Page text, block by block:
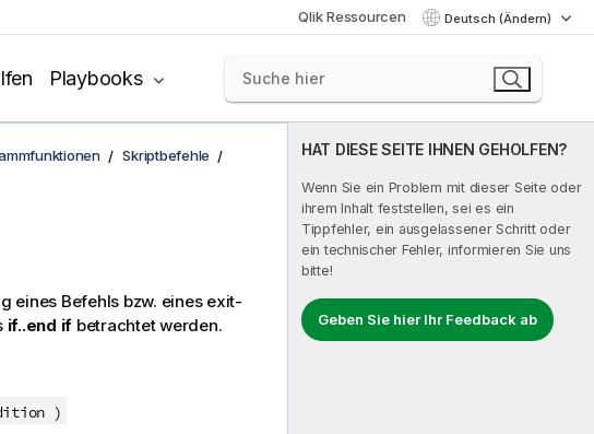
Qlik Ressourcen Deutsch (Ändern)
Playbooks
HAT DIESE SEITE IHNEN GEHOLFEN?
Wenn Sie ein Problem mit dieser Seite oder
ihrem Inhalt feststellen, sei es ein
Tippfehler, ein ausgelassener Schritt oder
ein technischer Fehler, informieren Sie uns
bitte!
Geben Sie hier Ihr Feedback ab
Skriptbefehle
eines Befehls bzw. eines exit-
if..end if betrachtet werden.
)